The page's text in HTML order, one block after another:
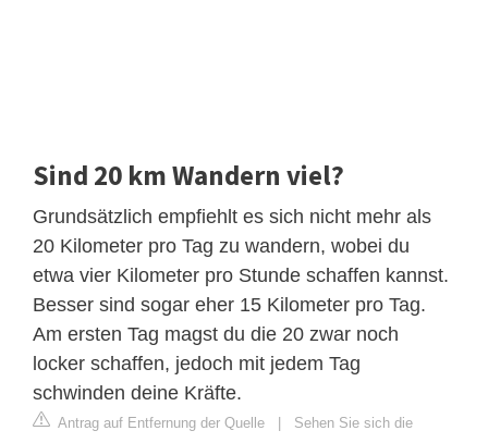
Sind 20 km Wandern viel?
Grundsätzlich empfiehlt es sich nicht mehr als
20 Kilometer pro Tag zu wandern, wobei du
etwa vier Kilometer pro Stunde schaffen kannst.
Besser sind sogar eher 15 Kilometer pro Tag.
Am ersten Tag magst du die 20 zwar noch
locker schaffen, jedoch mit jedem Tag
schwinden deine Kräfte.
Antrag auf Entfernung der Quelle | Sehen Sie sich die